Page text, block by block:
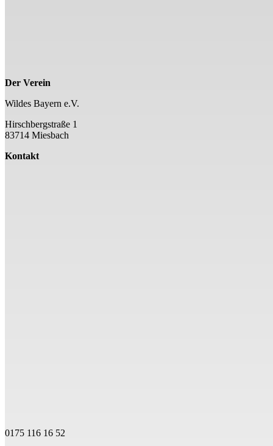
Der Verein
Wildes Bayern e.V.
Hirschbergstraße 1
83714 Miesbach
Kontakt
0175 116 16 52